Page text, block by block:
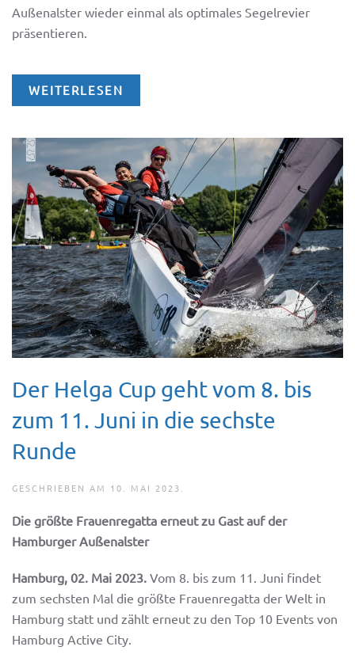
Außenalster wieder einmal als optimales Segelrevier
präsentieren.
WEITERLESEN
Der Helga Cup geht vom 8. bis
zum 11. Juni in die sechste
Runde
GESCHRIEBEN AM 10. MAI 2023.
Die größte Frauenregatta erneut zu Gast auf der
Hamburger Außenalster
Hamburg, 02. Mai 2023. Vom 8. bis zum 11. Juni findet
zum sechsten Mal die größte Frauenregatta der Welt in
Hamburg statt und zählt erneut zu den Top 10 Events von
Hamburg Active City.